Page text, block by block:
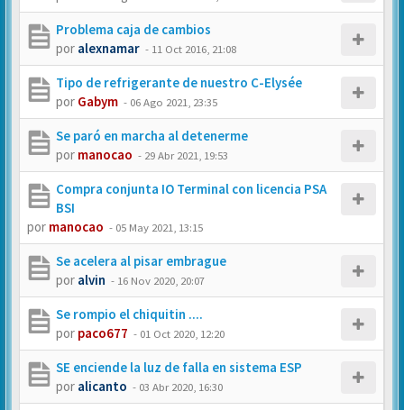
Problema caja de cambios
por alexnamar - 11 Oct 2016, 21:08
Tipo de refrigerante de nuestro C-Elysée
por Gabym - 06 Ago 2021, 23:35
Se paró en marcha al detenerme
por manocao - 29 Abr 2021, 19:53
Compra conjunta IO Terminal con licencia PSA
BSI
por manocao - 05 May 2021, 13:15
Se acelera al pisar embrague
por alvin - 16 Nov 2020, 20:07
Se rompio el chiquitin ....
por paco677 - 01 Oct 2020, 12:20
SE enciende la luz de falla en sistema ESP
por alicanto - 03 Abr 2020, 16:30